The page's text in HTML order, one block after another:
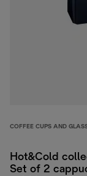
COFFEE CUPS AND
Hot&Cold
Set of 2